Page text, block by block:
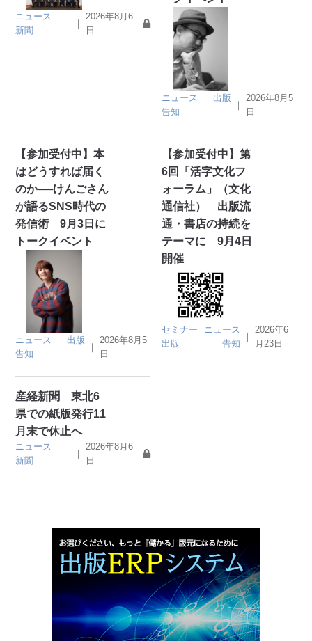
ニュース
新聞
｜
2026年8月6
日
ニュース
出版
告知
｜
2026年8月5
日
【参加受付中】本
はどうすれば届く
のか──けんごさん
が語るSNS時代の
発信術 9月3日に
トークイベント
ニュース
出版
告知
｜
2026年8月5
日
【参加受付中】第
6回「活字文化フ
ォーラム」（文化
通信社） 出版流
通・書店の持続を
テーマに 9月4日
開催
セミナー
ニュース
出版
告知
｜
2026年6
月23日
産経新聞 東北6
県での紙版発行11
月末で休止へ
ニュース
新聞
｜
2026年8月6
日